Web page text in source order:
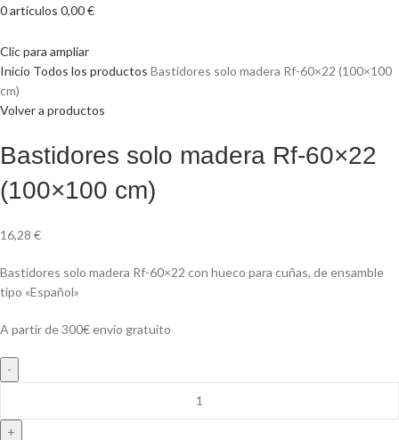
0artículos 0,00€
Clic para ampliar
Inicio Todos los productos Bastidores solo madera Rf-60×22 (100×100
cm)
Volver a productos
Bastidores solo madera Rf-60×22
(100×100 cm)
16,28 €
Bastidores solo madera Rf-60×22 con hueco para cuñas, de ensamble
tipo «Español»
A partir de 300€ envío gratuito
madera